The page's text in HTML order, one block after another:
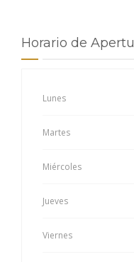
Horario de
Lunes
Martes
Miércoles
Jueves
Viernes